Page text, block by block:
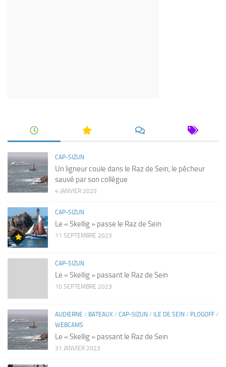
CAP-SIZUN
Un ligneur coule dans le Raz de Sein, le pêcheur
sauvé par son collègue
4 JANVIER 2025
CAP-SIZUN
Le « Skellig » passe le Raz de Sein
11 SEPTEMBRE 2023
CAP-SIZUN
Le « Skellig » passant le Raz de Sein
10 SEPTEMBRE 2023
AUDIERNE / BATEAUX / CAP-SIZUN / ILE DE SEIN / PLOGOFF /
WEBCAMS
Le « Skellig » passant le Raz de Sein
31 JANVIER 2023